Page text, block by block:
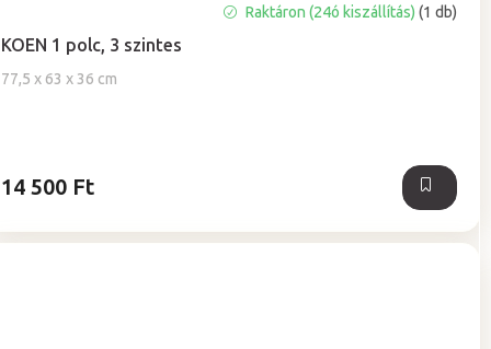
KOEN 1 polc, 3 szintes
77,5 x 63 x 36 cm
Raktáron (24ó kiszállítás) (1 db)
14 500 Ft